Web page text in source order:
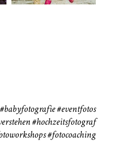
#babyfotografie #eventfotos
#hochzeitsfotograf
#fotocoaching